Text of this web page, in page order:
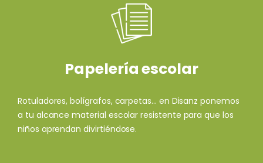
Papelería escolar
Rotuladores, bolígrafos, carpetas... en Disanz ponemos
a tu alcance material escolar resistente para que los
niños aprendan divirtiéndose.